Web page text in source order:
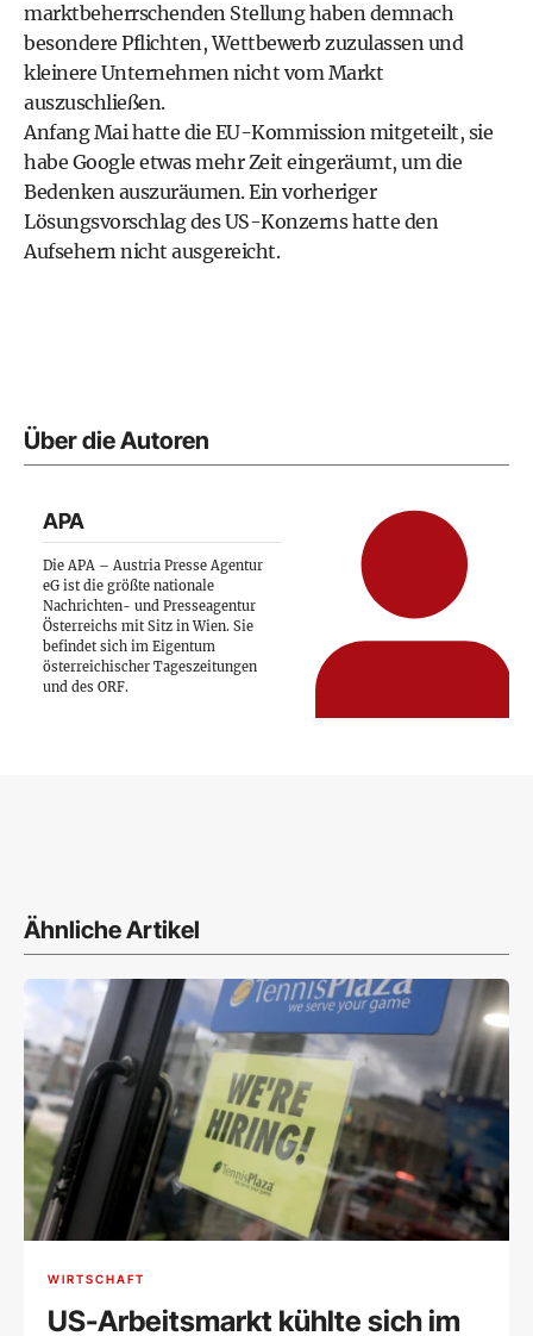
marktbeherrschenden Stellung haben demnach
besondere Pflichten, Wettbewerb zuzulassen und
kleinere Unternehmen nicht vom Markt
auszuschließen.
Anfang Mai hatte die EU-Kommission mitgeteilt, sie
habe Google etwas mehr Zeit eingeräumt, um die
Bedenken auszuräumen. Ein vorheriger
Lösungsvorschlag des US-Konzerns hatte den
Aufsehern nicht ausgereicht.
Über die Autoren
APA
Die APA – Austria Presse Agentur
eG ist die größte nationale
Nachrichten- und Presseagentur
Österreichs mit Sitz in Wien. Sie
befindet sich im Eigentum
österreichischer Tageszeitungen
und des ORF.
Ähnliche Artikel
WIRTSCHAFT
US-Arbeitsmarkt kühlte sich im